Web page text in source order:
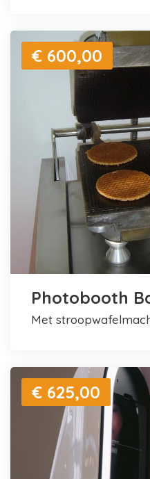
€ 600,00
Photobooth
met
€ 625,00